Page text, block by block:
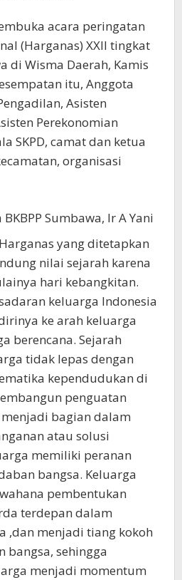
acara peringatan
(Harganas) XXII tingkat
di Wisma Daerah, Kamis
itu, Anggota
Asisten
Perekonomian
SKPD, camat dan ketua
organisasi
BKBPP Sumbawa, Ir A Yani
yang ditetapkan
nilai sejarah karena
hari kebangkitan.
keluarga Indonesia
ke arah keluarga
berencana. Sejarah
tidak lepas dengan
kependudukan di
penguatan
bagian dalam
atau solusi
memiliki peranan
bangsa. Keluarga
pembentukan
terdepan dalam
,dan menjadi tiang kokoh
bangsa, sehingga
menjadi momentum